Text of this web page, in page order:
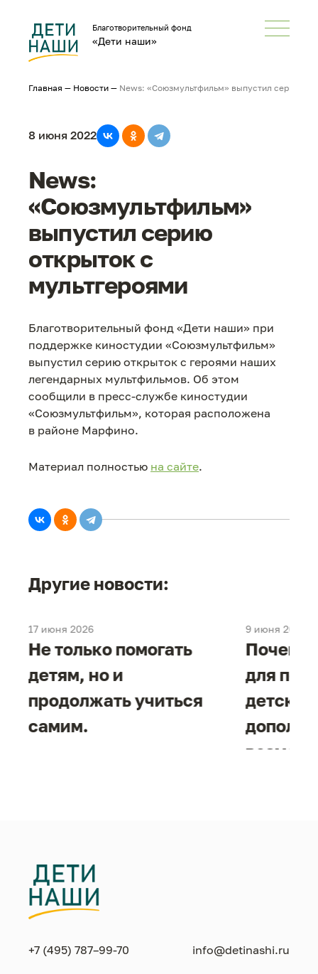
Благотворительный фонд
«Дети наши»
Главная — Новости — News: «Союзмультфильм» выпустил серию
8 июня 2022
News:
«Союзмультфильм»
выпустил серию
открыток с
мультгероями
Благотворительный фонд «Дети наши» при
поддержке киностудии «Союзмультфильм»
выпустил серию открыток с героями наших
легендарных мультфильмов. Об этом
сообщили в пресс-службе киностудии
«Союзмультфильм», которая расположена
в районе Марфино.
Материал полностью на сайте.
Другие новости:
17 июня 2026
Не только помогать
детям, но и
продолжать учиться
самим.
9 июня 2026
Почему
для
+7 (495) 787–99-70 info@detinashi.ru